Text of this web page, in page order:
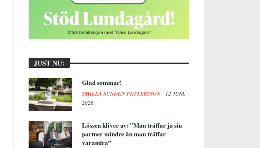
JUST NU:
Glad sommar!
SMILLA SUNDÉN PETTERSSON
12 JUNI,
2026
Lössen kliver av: ”Man träffar ju sin
partner mindre än man träffar
varandra”